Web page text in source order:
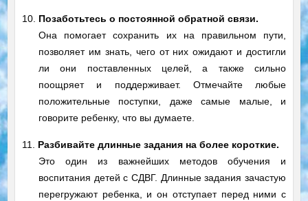
10. Позаботьтесь о постоянной обратной связи.
Она помогает сохранить их на правильном пути,
позволяет им знать, чего от них ожидают и достигли
ли они поставленных целей, а также сильно
поощряет и поддерживает. Отмечайте любые
положительные поступки, даже самые малые, и
говорите ребенку, что вы думаете.
11.
Разбивайте длинные задания на более короткие.
Это один из важнейших методов обучения и
воспитания детей с СДВГ. Длинные задания зачастую
перегружают ребенка, и он отступает перед ними с